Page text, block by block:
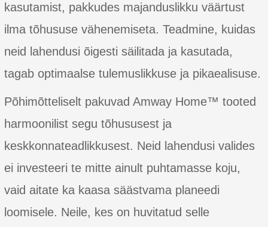
kasutamist, pakkudes majanduslikku väärtust
ilma tõhususe vähenemiseta. Teadmine, kuidas
neid lahendusi õigesti säilitada ja kasutada,
tagab optimaalse tulemuslikkuse ja pikaealisuse.
Põhimõtteliselt pakuvad Amway Home™ tooted
harmoonilist segu tõhususest ja
keskkonnateadlikkusest. Neid lahendusi valides
ei investeeri te mitte ainult puhtamasse koju,
vaid aitate ka kaasa säästvama planeedi
loomisele. Neile, kes on huvitatud selle